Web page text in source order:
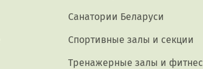
Санатории Беларуси
Спортивные залы и секции
Тренажерные залы и фитнес